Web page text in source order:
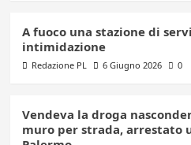
A fuoco una stazione di
intimidazione
Redazione PL 6 Giugno 2026 0
Vendeva la droga
muro per strada, arrestato